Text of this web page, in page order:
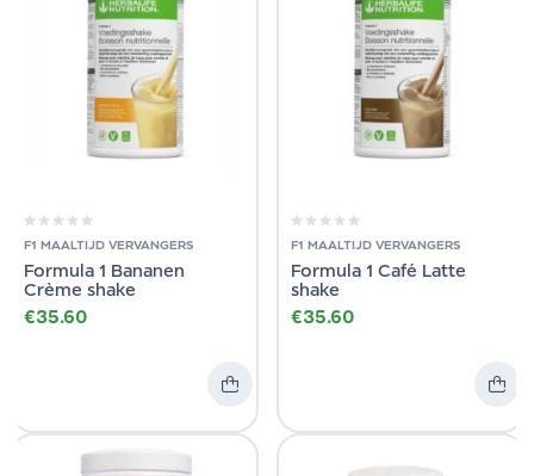
F1 MAALTIJD VERVANGERS
Formula 1 Bananen
Crème shake
€35.60
F1 MAALTIJD VERVANGERS
Formula 1 Café Latte
shake
€35.60